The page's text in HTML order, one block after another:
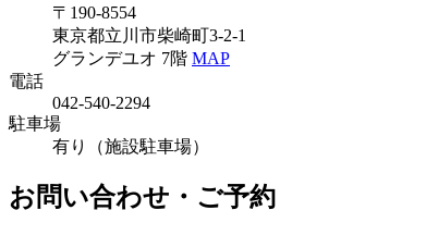
〒190-8554
東京都立川市柴崎町3-2-1
グランデユオ 7階 MAP
電話
042-540-2294
駐車場
有り（施設駐車場）
お問い合わせ・ご予約